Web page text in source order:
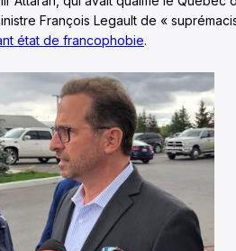
François Legault de «
état de francophobie.